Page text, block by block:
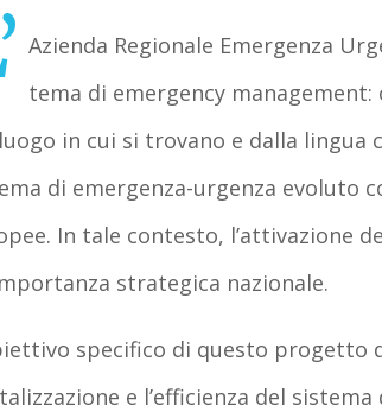
Azienda Regionale Emergenza
tema di emergency
in cui si trovano e dalla lingua
di emergenza-urgenza evoluto
In tale contesto, l’attivazione
strategica nazionale.
specifico di questo progetto
e l’efficienza del